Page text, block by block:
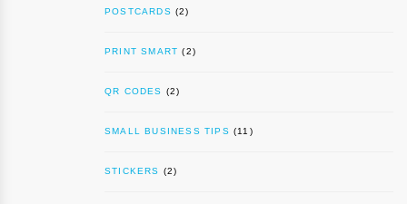
POSTCARDS (2)
PRINT SMART (2)
QR CODES (2)
SMALL BUSINESS TIPS (11)
STICKERS (2)